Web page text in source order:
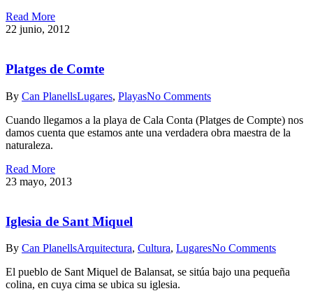
Read More
22 junio, 2012
Platges de Comte
By Can PlanellsLugares, PlayasNo Comments
Cuando llegamos a la playa de Cala Conta (Platges de Compte) nos
damos cuenta que estamos ante una verdadera obra maestra de la
naturaleza.
Read More
23 mayo, 2013
Iglesia de Sant Miquel
By Can PlanellsArquitectura, Cultura, LugaresNo Comments
El pueblo de Sant Miquel de Balansat, se sitúa bajo una pequeña
colina, en cuya cima se ubica su iglesia.